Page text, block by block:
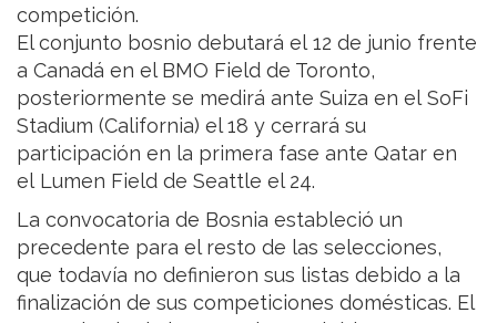
competición.
El conjunto bosnio debutará el 12 de junio frente
a Canadá en el BMO Field de Toronto,
posteriormente se medirá ante Suiza en el SoFi
Stadium (California) el 18 y cerrará su
participación en la primera fase ante Qatar en
el Lumen Field de Seattle el 24.
La convocatoria de Bosnia estableció un
precedente para el resto de las selecciones,
que todavía no definieron sus listas debido a la
finalización de sus competiciones domésticas. El